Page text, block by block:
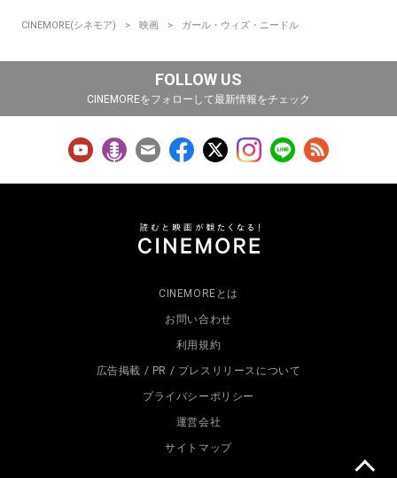
CINEMORE(シネモア) 映画 ガール・ウィズ・ニードル
FOLLOW US
CINEMOREをフォローして最新情報をチェック
CINEMOREとは
お問い合わせ
利用規約
広告掲載 / PR / プレスリリースについて
プライバシーポリシー
運営会社
サイトマップ